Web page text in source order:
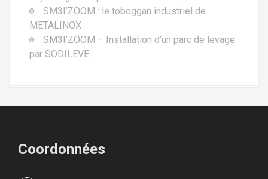
SM3I’ZOOM : le toboggan industriel de
METALINOX
SM3I’ZOOM – Installation d’un parc de levage
par SODILEVE
Coordonnées